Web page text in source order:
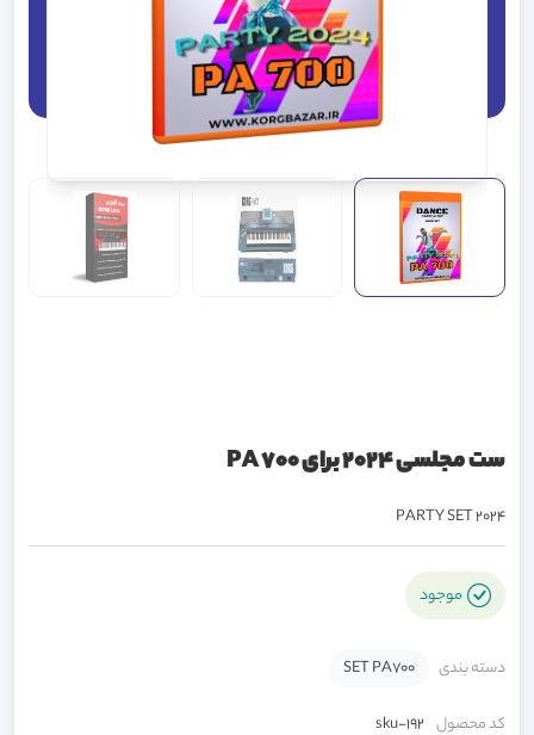
ست مجلسی 2024 برای PA 700
PARTY SET 2024
موجود
دسته بندی SET PA700
کد محصول sku-192